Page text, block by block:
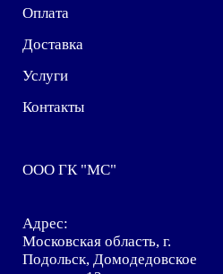
Оплата
Доставка
Услуги
Контакты
ООО ГК "МС"
Адрес:
Московская область, г.
Подольск, Домодедовское